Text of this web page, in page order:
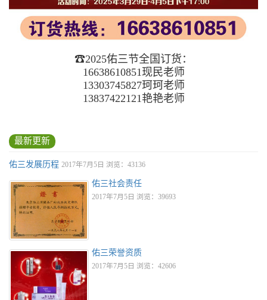
☎2025佑三节全国订货：
16638610851现民老师
13303745827珂珂老师
13837422121艳艳老师
最新更新
佑三发展历程 2017年7月5日 浏览：43136
佑三社会责任
2017年7月5日 浏览：39693
佑三荣誉资质
2017年7月5日 浏览：42606